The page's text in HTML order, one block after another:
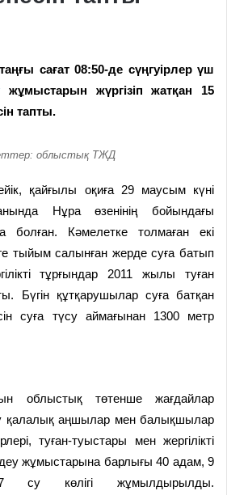
сағат 08:50-де сүңгуірлер үш
жұмыстарын жүргізіп жатқан 15
тапты.
облыстық ТЖД
қайғылы оқиға 29 маусым күні
Нұра өзенінің бойындағы
болған. Кәмелетке толмаған екі
тыйым салынған жерде суға батып
тұрғындар 2011 жылы туған
Бүгін құтқарушылар суға батқан
суға түсу аймағынан 1300 метр
облыстық төтенше жағдайлар
қалалық аңшылар мен балықшылар
туған-туыстары мен жергілікті
жұмыстарына барлығы 40 адам, 9
су көлігі жұмылдырылды.